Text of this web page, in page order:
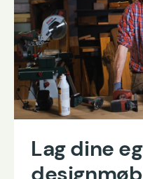
Lag dine
Rosén-